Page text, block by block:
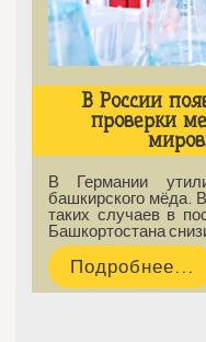
В России
проверки
В Германии
башкирского мёда.
таких случаев в
Башкортостана
Подробнее...